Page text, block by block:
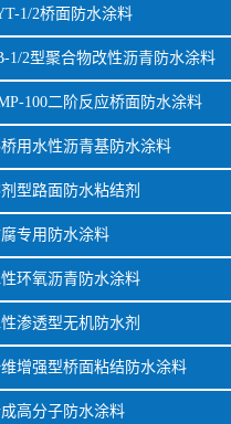
1/2桥面防水涂料
1/2型聚合物改性沥青防水涂料
100二阶反应桥面防水涂料
用水性沥青基防水涂料
型路面防水粘结剂
腐专用防水涂料
环氧沥青防水涂料
渗透型无机防水剂
增强型桥面粘结防水涂料
高分子防水涂料